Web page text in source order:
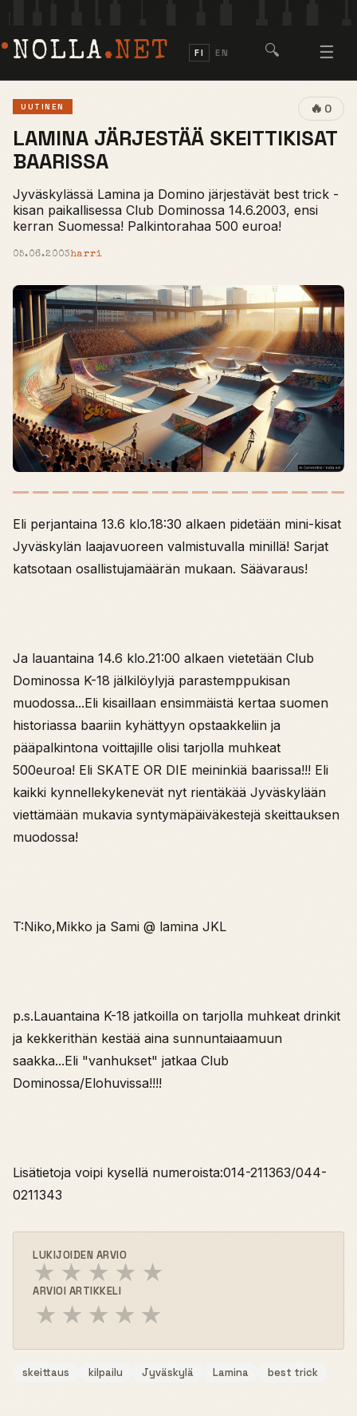
NOLLA.NET FI EN 🔍 ☰
🔥 0
UUTINEN
LAMINA JÄRJESTÄÄ SKEITTIKISAT
BAARISSA
Jyväskylässä Lamina ja Domino järjestävät best trick -
kisan paikallisessa Club Dominossa 14.6.2003, ensi
kerran Suomessa! Palkintorahaa 500 euroa!
05.06.2003harri
Eli perjantaina 13.6 klo.18:30 alkaen pidetään mini-kisat
Jyväskylän laajavuoreen valmistuvalla minillä! Sarjat
katsotaan osallistujamäärän mukaan. Säävaraus!
Ja lauantaina 14.6 klo.21:00 alkaen vietetään Club
Dominossa K-18 jälkilöylyjä parastemppukisan
muodossa...Eli kisaillaan ensimmäistä kertaa suomen
historiassa baariin kyhättyyn opstaakkeliin ja
pääpalkintona voittajille olisi tarjolla muhkeat
500euroa! Eli SKATE OR DIE meininkiä baarissa!!! Eli
kaikki kynnellekykenevät nyt rientäkää Jyväskylään
viettämään mukavia syntymäpäiväkestejä skeittauksen
muodossa!
T:Niko,Mikko ja Sami @ lamina JKL
p.s.Lauantaina K-18 jatkoilla on tarjolla muhkeat drinkit
ja kekkerithän kestää aina sunnuntaiaamuun
saakka...Eli "vanhukset" jatkaa Club
Dominossa/Elohuvissa!!!!
Lisätietoja voipi kysellä numeroista:014-211363/044-
0211343
LUKIJOIDEN ARVIO
★ ★ ★ ★ ★
ARVIOI ARTIKKELI
★ ★ ★ ★ ★
skeittaus kilpailu Jyväskylä Lamina best trick